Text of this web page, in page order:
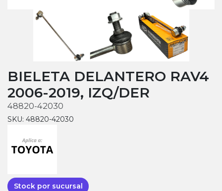
BIELETA DELANTERO RAV4
2006-2019, IZQ/DER
48820-42030
SKU: 48820-42030
Stock por sucursal